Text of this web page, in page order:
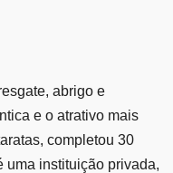
abrigo e
e o atrativo mais
completou 30
uma instituição privada,